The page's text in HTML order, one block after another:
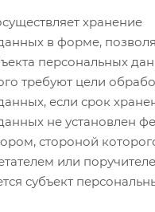
хранение
в форме,
персональных
требуют цели
если срок
не установлен
стороной
или
субъект